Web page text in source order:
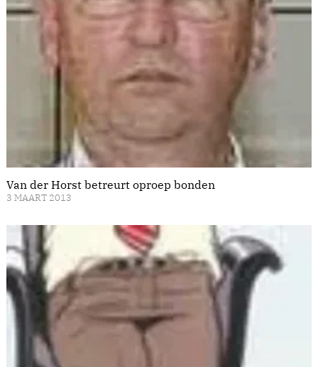
Van der Horst betreurt oproep bonden
3 MAART 2013